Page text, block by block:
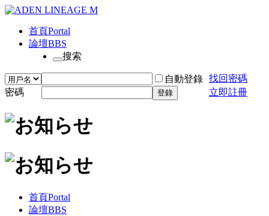
首頁Portal
論壇BBS
搜索
自動登錄 找回密碼
密碼
登錄 立即註冊
首頁Portal
論壇BBS